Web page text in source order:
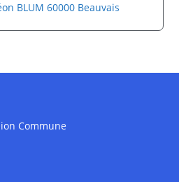
BLUM 60000 Beauvais
Commune